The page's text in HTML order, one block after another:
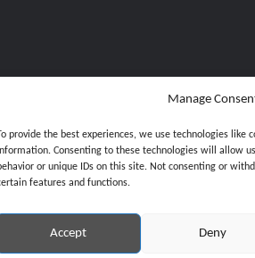
Manage
provide the best experiences, we use technologies like
Consenting to these technologies will allow
or unique IDs on this site. Not consenting or
features and functions.
Accept Deny